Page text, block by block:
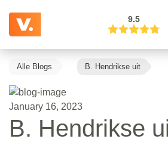
9.5
Alle Blogs B. Hendrikse uit
January 16, 2023
B. Hendrikse